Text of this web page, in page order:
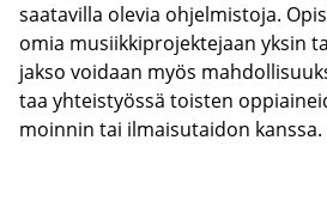
saa­ta­vil­la ole­via oh­jel­mis­to­ja.
omia musiik­ki­pro­jek­te­jaan yksin
jak­so voi­daan myös
taa yh­teis­työs­sä tois­ten
moin­nin tai il­mai­su­tai­don kans­sa.